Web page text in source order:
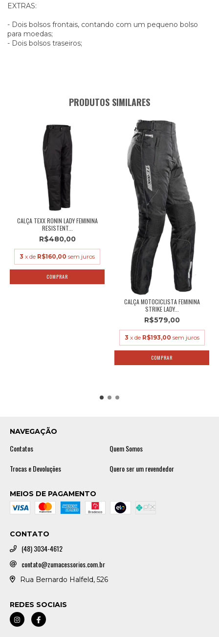
EXTRAS:
- Dois bolsos frontais, contando com um pequeno bolso
para moedas;
- Dois bolsos traseiros;
PRODUTOS SIMILARES
CALÇA TEXX RONIN LADY FEMININA
RESISTENT...
R$480,00
3 x de R$160,00 sem juros
COMPRAR
CALÇA MOTOCICLISTA FEMININA
STRIKE LADY...
R$579,00
3 x de R$193,00 sem juros
COMPRAR
NAVEGAÇÃO
Contatos
Quem Somos
Trocas e Devoluções
Quero ser um revendedor
MEIOS DE PAGAMENTO
CONTATO
(48) 3034-4612
contato@zumacessorios.com.br
Rua Bernardo Halfeld, 526
REDES SOCIAIS